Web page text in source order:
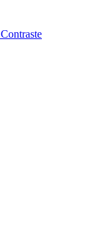
Contraste